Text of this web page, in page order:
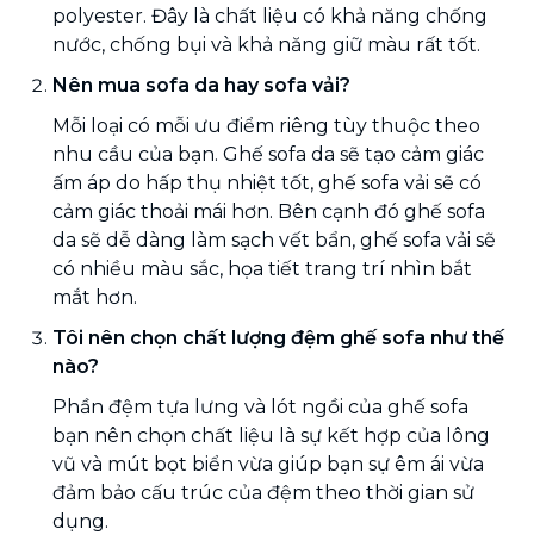
polyester. Đây là chất liệu có khả năng chống
nước, chống bụi và khả năng giữ màu rất tốt.
Nên mua sofa da hay sofa vải?
Mỗi loại có mỗi ưu điểm riêng tùy thuộc theo
nhu cầu của bạn. Ghế sofa da sẽ tạo cảm giác
ấm áp do hấp thụ nhiệt tốt, ghế sofa vải sẽ có
cảm giác thoải mái hơn. Bên cạnh đó ghế sofa
da sẽ dễ dàng làm sạch vết bẩn, ghế sofa vải sẽ
có nhiều màu sắc, họa tiết trang trí nhìn bắt
mắt hơn.
Tôi nên chọn chất lượng đệm ghế sofa như thế
nào?
Phần đệm tựa lưng và lót ngồi của ghế sofa
bạn nên chọn chất liệu là sự kết hợp của lông
vũ và mút bọt biển vừa giúp bạn sự êm ái vừa
đảm bảo cấu trúc của đệm theo thời gian sử
dụng.